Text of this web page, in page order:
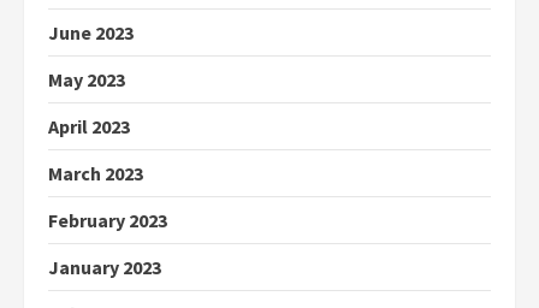
June 2023
May 2023
April 2023
March 2023
February 2023
January 2023